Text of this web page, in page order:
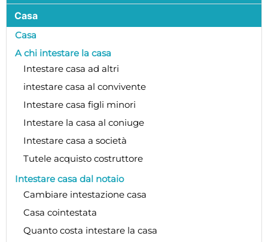
Casa
Casa
A chi intestare la casa
Intestare casa ad altri
intestare casa al convivente
Intestare casa figli minori
Intestare la casa al coniuge
Intestare casa a società
Tutele acquisto costruttore
Intestare casa dal notaio
Cambiare intestazione casa
Casa cointestata
Quanto costa intestare la casa